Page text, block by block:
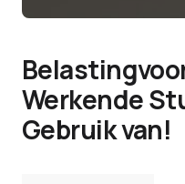
Werkende
Gebruik van!